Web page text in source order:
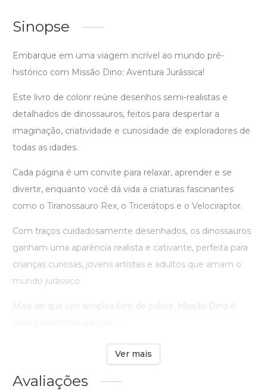
Sinopse
Embarque em uma viagem incrível ao mundo pré-
histórico com Missão Dino: Aventura Jurássica!
Este livro de colorir reúne desenhos semi-realistas e
detalhados de dinossauros, feitos para despertar a
imaginação, criatividade e curiosidade de exploradores de
todas as idades.
Cada página é um convite para relaxar, aprender e se
divertir, enquanto você dá vida a criaturas fascinantes
como o Tiranossauro Rex, o Tricerátops e o Velociraptor.
Com traços cuidadosamente desenhados, os dinossauros
ganham uma aparência realista e cativante, perfeita para
crianças curiosas, jovens artistas e adultos que amam o
mundo jurássico.
Mais do que um simples livro de colorir, Missão Dino é
Ver mais
Avaliações